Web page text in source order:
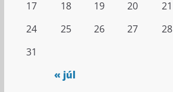
« júl
17
18 19 20 21
24
25 26 27 28
31